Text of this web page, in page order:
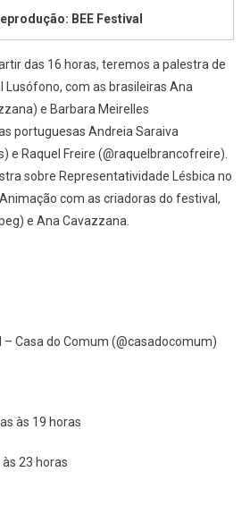
BEE Festival
das 16 horas, teremos a palestra de
Lusófono, com as brasileiras Ana
e Barbara Meirelles
portuguesas Andreia Saraiva
e Raquel Freire (@raquelbrancofreire).
sobre Representatividade Lésbica no
com as criadoras do festival,
e Ana Cavazzana.
– Casa do Comum (@casadocomum)
às 19 horas
23 horas